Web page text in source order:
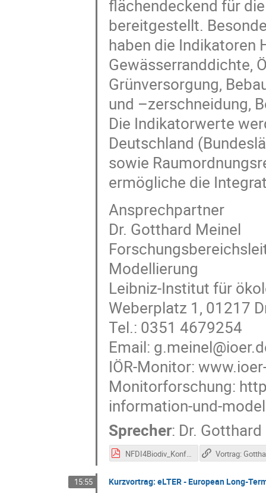
flächendeckend für
bereitgestellt.
haben die Indikatoren
Gewässerranddichte,
Grünversorgung,
und –zerschneidung,
Die Indikatorwerte
Deutschland
sowie
ermögliche die
Ansprechpartner
Dr. Gotthard Meinel
Modellierung
Leibniz-Institut für
Weberplatz 1, 01217
Tel.: 0351 4679254
Email:
IÖR-Monitor:
Monitorforschung:
information-und-
Sprecher: Dr.
NFDI4Biodiv_Konf2021_IÖR-Monitor.pdf
15:55 Kurzvortrag: eLTER - European Long-